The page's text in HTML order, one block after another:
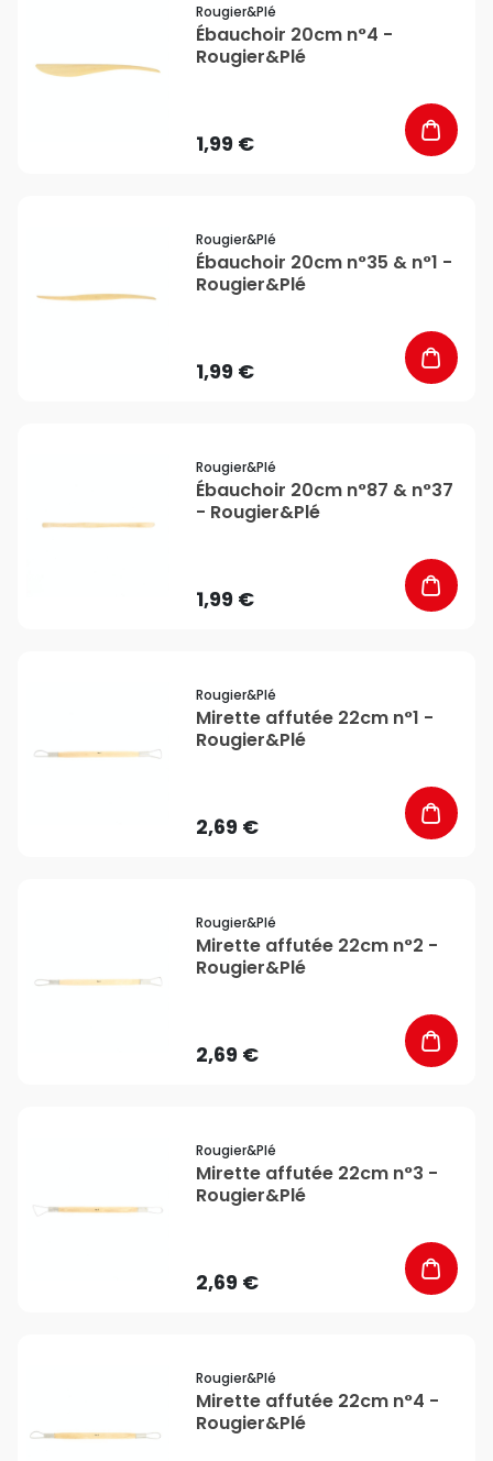
Rougier&plé
Ébauchoir 20cm n°4 -
Rougier&Plé
1,99 €
Rougier&plé
Ébauchoir 20cm n°35 & n°1 -
Rougier&Plé
1,99 €
Rougier&plé
Ébauchoir 20cm n°87 & n°37
- Rougier&Plé
1,99 €
Rougier&plé
Mirette affutée 22cm n°1 -
Rougier&Plé
2,69 €
Rougier&plé
Mirette affutée 22cm n°2 -
Rougier&Plé
2,69 €
Rougier&plé
Mirette affutée 22cm n°3 -
Rougier&Plé
2,69 €
Rougier&plé
Mirette affutée 22cm n°4 -
Rougier&Plé